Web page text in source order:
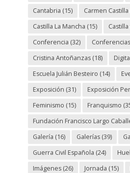
Cantabria (15) Carmen Castilla
Castilla La Mancha (15)
Conferencia (32) Conferencias
Cristina Antoñanzas(18)
Escuela Julián Besteiro (14)
Exposición (31) Exposición
Feminismo (15) Franquismo
Fundación Francisco Largo
Galería (16) Galerías(39)
Guerra Civil Española (24)
Imágenes(26) Jornada (15)